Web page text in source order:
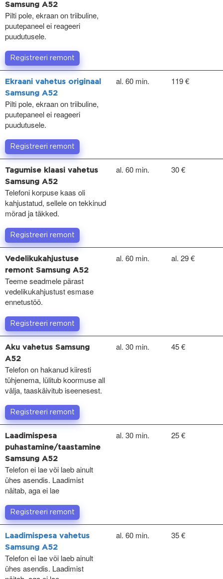
Samsung A52
Pilti pole, ekraan on triibuline,
puutepaneel ei reageeri
puudutusele.
Registreeri remont
Ekraani vahetus originaal
Samsung A52
Pilti pole, ekraan on triibuline,
puutepaneel ei reageeri
puudutusele.
al. 60 min. 119 €
Registreeri remont
Tagumise klaasi vahetus
Samsung A52
Telefoni korpuse kaas oli
kahjustatud, sellele on tekkinud
mõrad ja täkked.
al. 60 min. 30 €
Registreeri remont
Vedelikukahjustuse
remont Samsung A52
Teeme seadmele pärast
vedelikukahjustust esmase
ennetustöö.
al. 60 min. al. 29 €
Registreeri remont
Aku vahetus Samsung
A52
Telefon on hakanud kiiresti
tühjenema, lülitub koormuse all
välja, taaskäivitub iseenesest.
al. 30 min. 45 €
Registreeri remont
Laadimispesa
puhastamine/taastamine
Samsung A52
Telefon ei lae või laeb ainult
ühes asendis. Laadimist
näitab, aga ei lae
al. 30 min. 25 €
Registreeri remont
Laadimispesa vahetus
Samsung A52
Telefon ei lae või laeb ainult
ühes asendis. Laadimist
al. 60 min. 35 €